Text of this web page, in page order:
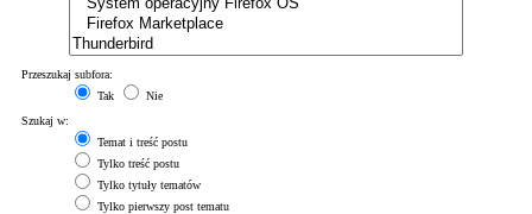
Przeszukaj subfora:
Tak
Nie
Szukaj w:
Temat i treść postu
Tylko treść postu
Tylko tytuły tematów
Tylko pierwszy post tematu